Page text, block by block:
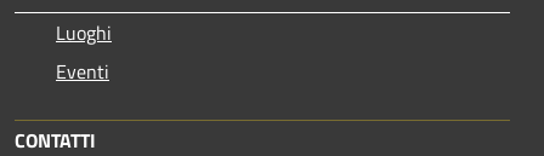
Luoghi
Eventi
CONTATTI